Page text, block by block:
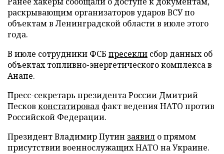
раскрывающим организаторов ударов ВСУ по
объектам в Ленинградской области в июле этого
года.
В июле сотрудники ФСБ пресекли сбор данных об
объектах топливно-энергетического комплекса в
Анапе.
Пресс-секретарь президента России Дмитрий
Песков констатировал факт ведения НАТО против
Российской Федерации.
Президент Владимир Путин заявил о прямом
присутствии военнослужащих НАТО на Украине.